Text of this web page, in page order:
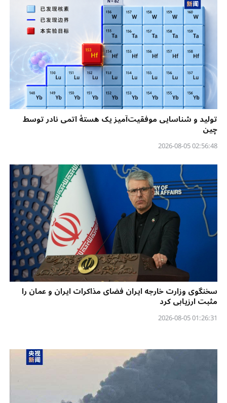
تولید و شناسایی موفقیت‌آمیز یک هستهٔ اتمی نادر توسط
چین
02:56:48 2026-08-05
سخنگوی وزارت خارجه ایران فضای مذاکرات ایران و عمان را
مثبت ارزیابی کرد
01:26:31 2026-08-05